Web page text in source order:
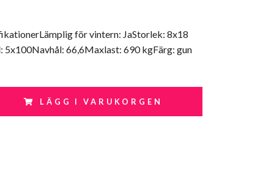
för vintern: JaStorlek: 8x18
5x100Navhål: 66,6Maxlast: 690 kgFärg: gun
LÄGG I VARUKORGEN